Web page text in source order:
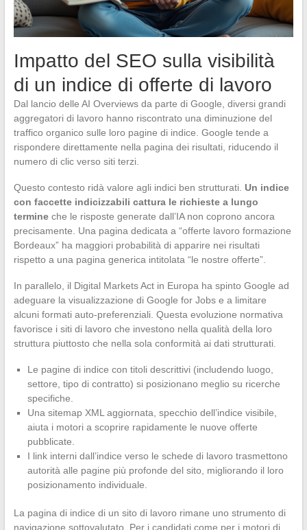
Impatto del SEO sulla visibilità
di un indice di offerte di lavoro
Dal lancio delle AI Overviews da parte di Google, diversi grandi
aggregatori di lavoro hanno riscontrato una diminuzione del
traffico organico sulle loro pagine di indice. Google tende a
rispondere direttamente nella pagina dei risultati, riducendo il
numero di clic verso siti terzi.
Questo contesto ridà valore agli indici ben strutturati. Un indice
con faccette indicizzabili cattura le richieste a lungo
termineche le risposte generate dall’IA non coprono ancora
precisamente. Una pagina dedicata a “offerte lavoro formazione
Bordeaux” ha maggiori probabilità di apparire nei risultati
rispetto a una pagina generica intitolata “le nostre offerte”.
In parallelo, il Digital Markets Act in Europa ha spinto Google ad
adeguare la visualizzazione di Google for Jobs e a limitare
alcuni formati auto-preferenziali. Questa evoluzione normativa
favorisce i siti di lavoro che investono nella qualità della loro
struttura piuttosto che nella sola conformità ai dati strutturati.
Le pagine di indice con titoli descrittivi (includendo luogo,
settore, tipo di contratto) si posizionano meglio su ricerche
specifiche.
Una sitemap XML aggiornata, specchio dell’indice visibile,
aiuta i motori a scoprire rapidamente le nuove offerte
pubblicate.
I link interni dall’indice verso le schede di lavoro trasmettono
autorità alle pagine più profonde del sito, migliorando il loro
posizionamento individuale.
La pagina di indice di un sito di lavoro rimane uno strumento di
navigazione sottovalutato. Per i candidati come per i motori di